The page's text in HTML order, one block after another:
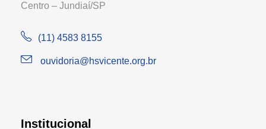
Centro – Jundiaí/SP
(11) 4583 8155
ouvidoria@hsvicente.org.br
Institucional